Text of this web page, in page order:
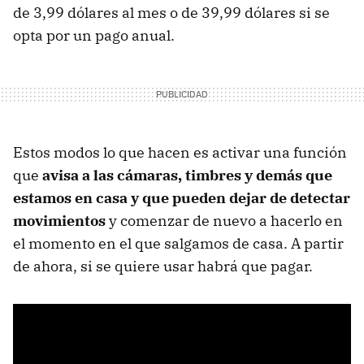
de 3,99 dólares al mes o de 39,99 dólares si se
opta por un pago anual.
Estos modos lo que hacen es activar una función
que avisa a las cámaras, timbres y demás que
estamos en casa y que pueden dejar de detectar
movimientosy comenzar de nuevo a hacerlo en
el momento en el que salgamos de casa. A partir
de ahora, si se quiere usar habrá que pagar.